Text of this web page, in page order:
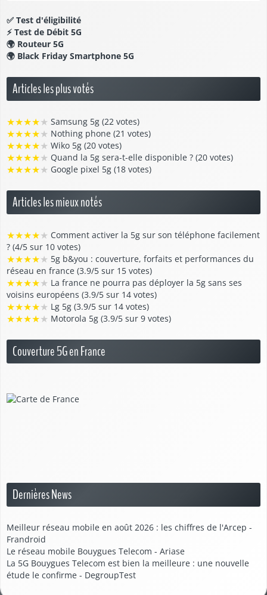
✅ Test d'éligibilité
⚡ Test de Débit 5G
🌍 Routeur 5G
🌍 Black Friday Smartphone 5G
Articles les plus votés
★★★★★ Samsung 5g (22 votes)
★★★★★ Nothing phone (21 votes)
★★★★★ Wiko 5g (20 votes)
★★★★★ Quand la 5g sera-t-elle disponible ? (20 votes)
★★★★★ Google pixel 5g (18 votes)
Articles les mieux notés
★★★★★ Comment activer la 5g sur son téléphone facilement
? (4/5 sur 10 votes)
★★★★★ 5g b&you : couverture, forfaits et performances du
réseau en france (3.9/5 sur 15 votes)
★★★★★ La france ne pourra pas déployer la 5g sans ses
voisins européens (3.9/5 sur 14 votes)
★★★★★ Lg 5g (3.9/5 sur 14 votes)
★★★★★ Motorola 5g (3.9/5 sur 9 votes)
Couverture 5G en France
Dernières News
Meilleur réseau mobile en août 2026 : les chiffres de l'Arcep -
Frandroid
Le réseau mobile Bouygues Telecom - Ariase
La 5G Bouygues Telecom est bien la meilleure : une nouvelle
étude le confirme - DegroupTest